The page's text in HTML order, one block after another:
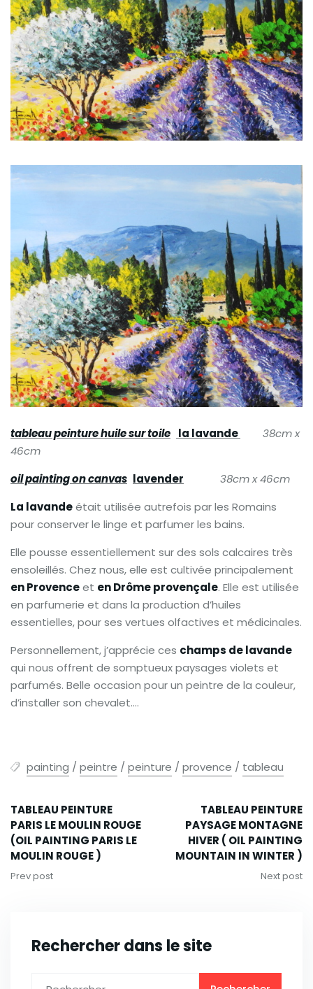
tableau peinture huile sur toile la lavande
38cm x
46cm
oil painting on canvas lavender
38cm x 46cm
La lavandeétait utilisée autrefois par les Romains
pour conserver le linge et parfumer les bains.
Elle pousse essentiellement sur des sols calcaires très
ensoleillés. Chez nous, elle est cultivée principalement
en Provenceet en Drôme provençale. Elle est utilisée
en parfumerie et dans la production d’huiles
essentielles, pour ses vertues olfactives et médicinales.
Personnellement, j’apprécie ces champs de lavande
qui nous offrent de somptueux paysages violets et
parfumés. Belle occasion pour un peintre de la couleur,
d’installer son chevalet….
painting / peintre / peinture / provence / tableau
TABLEAU PEINTURE
PARIS LE MOULIN ROUGE
(OIL PAINTING PARIS LE
MOULIN ROUGE )
Prev post
TABLEAU PEINTURE
PAYSAGE MONTAGNE
HIVER ( OIL PAINTING
MOUNTAIN IN WINTER )
Next post
Rechercher dans le site